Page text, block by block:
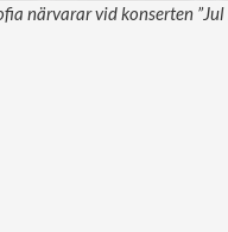
närvarar vid konserten